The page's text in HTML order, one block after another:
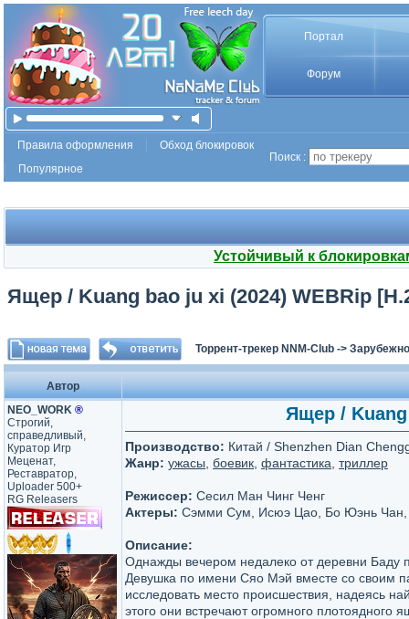
Портал
Форум
Правила оформления
Обход блокировок
Популярное
Поиск :
Устойчивый к
Ящер / Kuang bao ju xi (2024) WEBRip
Торрент-трекер NNM-Club ->
Автор
NEO_WORK ®
Строгий,
справедливый,
Куратор Игр
Меценат,
Реставратор,
Uploader 500+
RG Releasers
Ящер / Kuang
Производство: Китай / Shenzhen Dian
Жанр: ужасы боевик фантастика триллер
Режиссер: Сесил Ман Чинг Ченг
Актеры: Сэмми Сум, Исюэ Цао, Бо Юэнь Чан,
Описание:
Однажды вечером недалеко от деревни Баду
Девушка по имени Сяо Мэй вместе со своим
исследовать место происшествия, надеясь
этого они встречают огромного плотоядного